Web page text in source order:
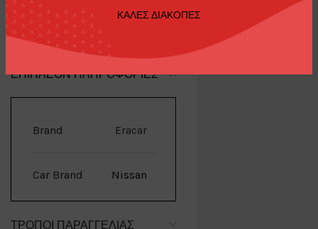
ΚΑΛΕΣ ΔΙΑΚΟΠΕΣ
ΕΠΙΠΛΈΟΝ ΠΛΗΡΟΦΟΡΊΕΣ
Brand Eracar
Car Brand Nissan
ΤΡΌΠΟΙ ΠΑΡΑΓΓΕΛΊΑΣ